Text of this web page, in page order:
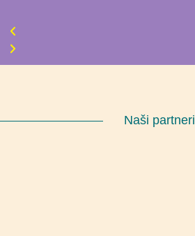
Naši partneri